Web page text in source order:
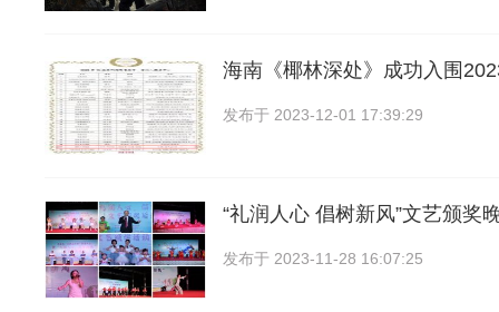
海南《椰林深处》成功入围
发布于 2023-12-01 17:39:29
“礼润人心 倡树新风”文艺颁奖
发布于 2023-11-28 16:07:25